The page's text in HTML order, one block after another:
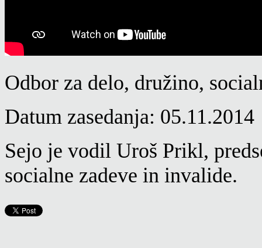
Odbor za delo, družino,
Datum zasedanja: 05.11.2014
Sejo je vodil Uroš Prikl,
socialne zadeve in invalide.